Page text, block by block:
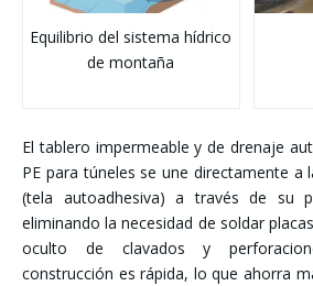
Equilibrio del sistema hídrico
de montaña
El tablero impermeable y de drenaje
PE para túneles se une directamente a
(tela autoadhesiva) a través de su
eliminando la necesidad de soldar
oculto de clavados y
construcción es rápida, lo que ahorra